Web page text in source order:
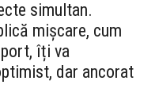
simultan.
mișcare, cum
îți va
dar ancorat